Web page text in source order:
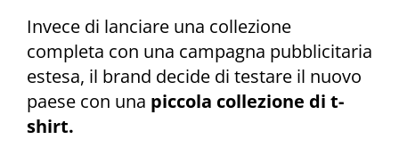
Invece di lanciare una collezione
completa con una campagna pubblicitaria
estesa, il brand decide di testare il nuovo
paese con una piccola collezione di t-
shirt.